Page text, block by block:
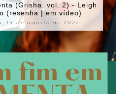
(Grisha, vol. 2) - Leigh
(resenha | em vídeo)
14 de agosto de 2021